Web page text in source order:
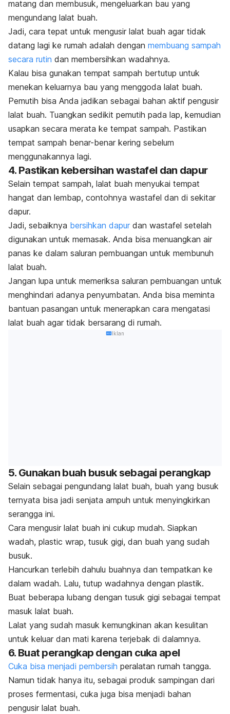
matang dan membusuk, mengeluarkan bau yang
mengundang lalat buah.
Jadi, cara tepat untuk mengusir lalat buah agar tidak
datang lagi ke rumah adalah dengan membuang sampah
secara rutin dan membersihkan wadahnya.
Kalau bisa gunakan tempat sampah bertutup untuk
menekan keluarnya bau yang menggoda lalat buah.
Pemutih bisa Anda jadikan sebagai bahan aktif pengusir
lalat buah. Tuangkan sedikit pemutih pada lap, kemudian
usapkan secara merata ke tempat sampah. Pastikan
tempat sampah benar-benar kering sebelum
menggunakannya lagi.
4. Pastikan kebersihan wastafel dan dapur
Selain tempat sampah, lalat buah menyukai tempat
hangat dan lembap, contohnya wastafel dan di sekitar
dapur.
Jadi, sebaiknya bersihkan dapur dan wastafel setelah
digunakan untuk memasak. Anda bisa menuangkan air
panas ke dalam saluran pembuangan untuk membunuh
lalat buah.
Jangan lupa untuk memeriksa saluran pembuangan untuk
menghindari adanya penyumbatan. Anda bisa meminta
bantuan pasangan untuk menerapkan cara mengatasi
lalat buah agar tidak bersarang di rumah.
Iklan
5. Gunakan buah busuk sebagai perangkap
Selain sebagai pengundang lalat buah, buah yang busuk
ternyata bisa jadi senjata ampuh untuk menyingkirkan
serangga ini.
Cara mengusir lalat buah ini cukup mudah. Siapkan
wadah, plastic wrap, tusuk gigi, dan buah yang sudah
busuk.
Hancurkan terlebih dahulu buahnya dan tempatkan ke
dalam wadah. Lalu, tutup wadahnya dengan plastik.
Buat beberapa lubang dengan tusuk gigi sebagai tempat
masuk lalat buah.
Lalat yang sudah masuk kemungkinan akan kesulitan
untuk keluar dan mati karena terjebak di dalamnya.
6. Buat perangkap dengan cuka apel
Cuka bisa menjadi pembersih peralatan rumah tangga.
Namun tidak hanya itu, sebagai produk sampingan dari
proses fermentasi, cuka juga bisa menjadi bahan
pengusir lalat buah.